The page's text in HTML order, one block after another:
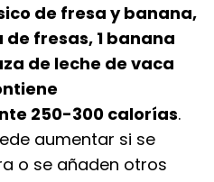
de fresa y banana,
de fresas, 1 banana
de leche de vaca
250-300 calorías.
aumentar si se
o se añaden otros